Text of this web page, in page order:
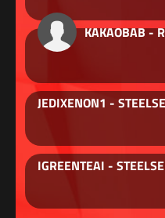
KAKAOBAB -
JEDIXENON1 -
IGREENTEAI -